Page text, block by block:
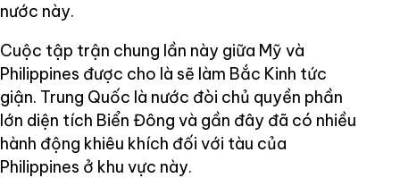
nước này.
Cuộc tập trận chung lần này giữa Mỹ và
Philippines được cho là sẽ làm Bắc Kinh tức
giận. Trung Quốc là nước đòi chủ quyền phần
lớn diện tích Biển Đông và gần đây đã có nhiều
hành động khiêu khích đối với tàu của
Philippines ở khu vực này.